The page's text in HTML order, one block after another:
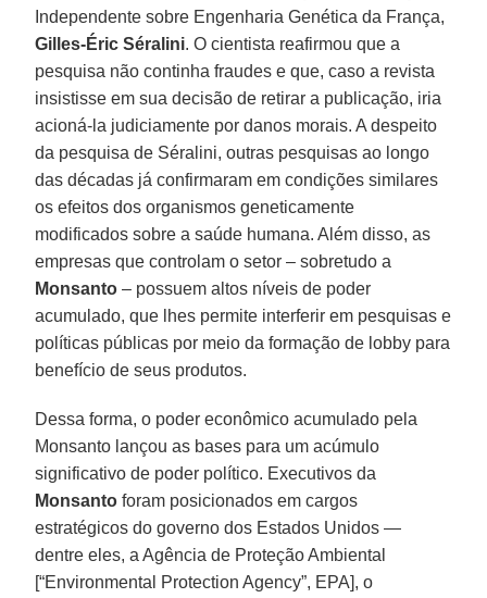
Independente sobre Engenharia Genética da França,
Gilles-Éric Séralini. O cientista reafirmou que a
pesquisa não continha fraudes e que, caso a revista
insistisse em sua decisão de retirar a publicação, iria
acioná-la judiciamente por danos morais. A despeito
da pesquisa de Séralini, outras pesquisas ao longo
das décadas já confirmaram em condições similares
os efeitos dos organismos geneticamente
modificados sobre a saúde humana. Além disso, as
empresas que controlam o setor – sobretudo a
Monsanto – possuem altos níveis de poder
acumulado, que lhes permite interferir em pesquisas e
políticas públicas por meio da formação de lobby para
benefício de seus produtos.
Dessa forma, o poder econômico acumulado pela
Monsanto lançou as bases para um acúmulo
significativo de poder político. Executivos da
Monsanto foram posicionados em cargos
estratégicos do governo dos Estados Unidos —
dentre eles, a Agência de Proteção Ambiental
[“Environmental Protection Agency”, EPA], o